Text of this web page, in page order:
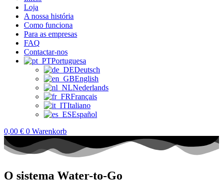
Loja
A nossa história
Como funciona
Para as empresas
FAQ
Contactar-nos
Portuguesa
Deutsch
English
Nederlands
Français
Italiano
Español
0,00 € 0 Warenkorb
O sistema Water-to-Go